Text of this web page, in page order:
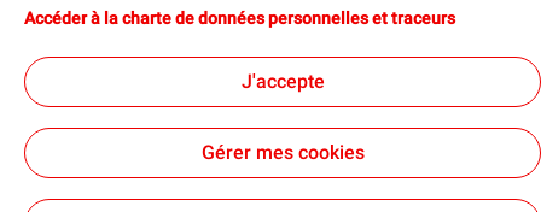
TotalEnergies 2026
contenus sur les réseaux sociaux. Conformément à la
d'audience sont déposés par défaut. Vous pouvez à tout
moment modifier vos paramètres de cookies en cliquant
sur le bouton « Gérer mes cookies ». En cliquant sur le
bouton « J’accepte », vous acceptez le dépôt de
Accéder à la charte de données personnelles et traceurs
J'accepte
Gérer mes cookies